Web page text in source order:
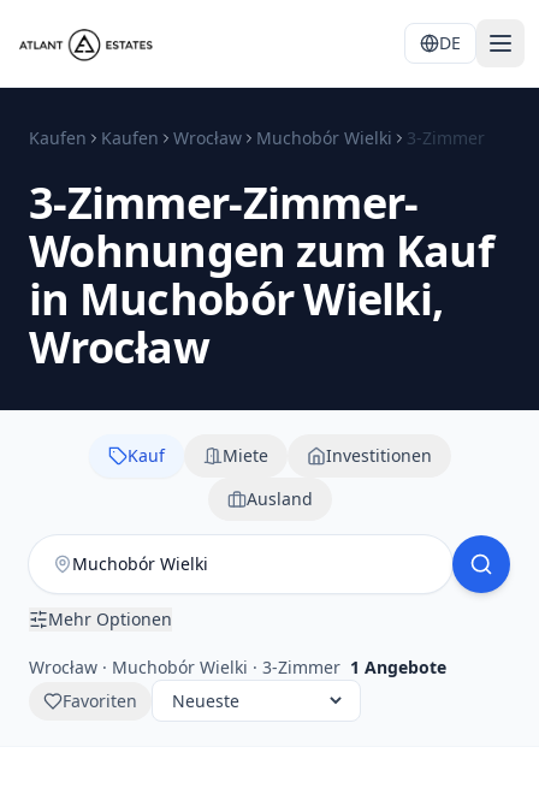
DE
Kaufen Kaufen Wrocław Muchobór Wielki 3-Zimmer
3-Zimmer-Zimmer-
Wohnungen zum Kauf
in Muchobór Wielki,
Wrocław
Kauf Miete
Investitionen
Ausland
Mehr Optionen
Wrocław · Muchobór Wielki · 3-Zimmer 1 Angebote
Favoriten